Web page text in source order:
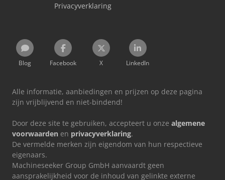
Privacyverklaring
Blog Facebook X LinkedIn
Alle informatie, aanbiedingen en prijzen op deze pagina
zijn vrijblijvend en niet-bindend!
Door deze site te gebruiken, accepteert u onze algemene
voorwaarden en privacyverklaring.
De vermelde merken zijn eigendom van hun respectieve
eigenaars.
Machineseeker Group GmbH aanvaardt geen
aansprakelijkheid voor de inhoud van gelinkte externe